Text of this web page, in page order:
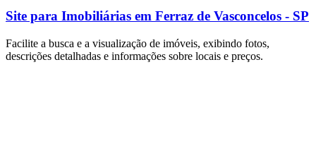
Site para Imobiliárias em Ferraz de Vasconcelos - SP
Facilite a busca e a visualização de imóveis, exibindo fotos,
descrições detalhadas e informações sobre locais e preços.